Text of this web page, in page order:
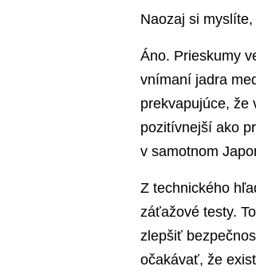
Naozaj si
Áno. Prieskumy
vnímaní jadra
prekvapujúce, že
pozitívnejší ako
v samotnom
Z technického
záťažové testy.
zlepšiť
očakávať, že